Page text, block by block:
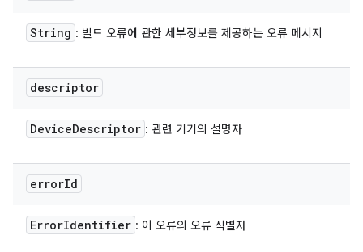
String : 빌드 오류에 관한 세부정보를 제공하는 오류 메시지
descriptor
DeviceDescriptor : 관련 기기의 설명자
errorId
ErrorIdentifier : 이 오류의 오류 식별자